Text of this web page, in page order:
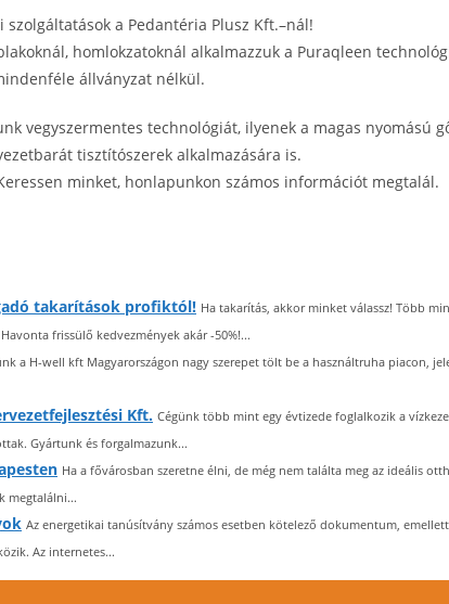
a Pedantéria Plusz Kft.–nál!
homlokzatoknál alkalmazzuk a Puraqleen
állványzat nélkül.
vegyszermentes technológiát, ilyenek a magas nyomású
tisztítószerek alkalmazására is.
minket, honlapunkon számos információt megtalál.
takarítások profiktól! Ha takarítás, akkor minket válassz! Több
frissülő kedvezmények akár -50%!...
a H-well kft Magyarországon nagy szerepet tölt be a használtruha piacon,
Kft. Cégünk több mint egy évtizede foglalkozik a
Gyártunk és forgalmazunk...
Ha a fővárosban szeretne élni, de még nem találta meg az ideális
megtalálni...
Az energetikai tanúsítvány számos esetben kötelező dokumentum,
Az internetes...